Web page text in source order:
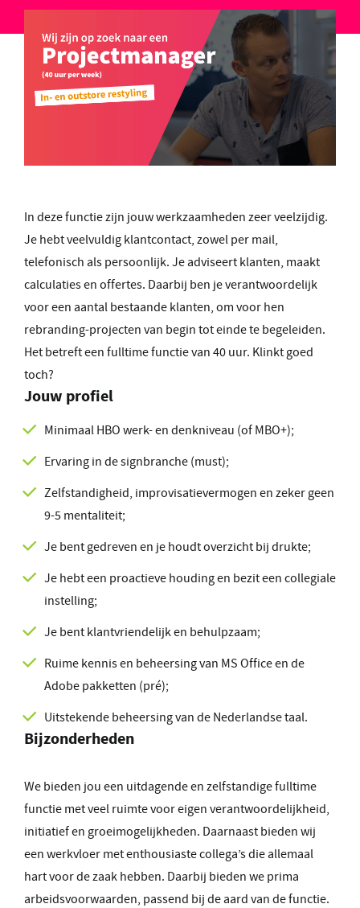
In deze functie zijn jouw werkzaamheden zeer veelzijdig.
Je hebt veelvuldig klantcontact, zowel per mail,
telefonisch als persoonlijk. Je adviseert klanten, maakt
calculaties en offertes. Daarbij ben je verantwoordelijk
voor een aantal bestaande klanten, om voor hen
rebranding-projecten van begin tot einde te begeleiden.
Het betreft een fulltime functie van 40 uur. Klinkt goed
toch?
Jouw profiel
Minimaal HBO werk- en denkniveau (of MBO+);
Ervaring in de signbranche (must);
Zelfstandigheid, improvisatievermogen en zeker geen
9-5 mentaliteit;
Je bent gedreven en je houdt overzicht bij drukte;
Je hebt een proactieve houding en bezit een collegiale
instelling;
Je bent klantvriendelijk en behulpzaam;
Ruime kennis en beheersing van MS Office en de
Adobe pakketten (pré);
Uitstekende beheersing van de Nederlandse taal.
Bijzonderheden
We bieden jou een uitdagende en zelfstandige fulltime
functie met veel ruimte voor eigen verantwoordelijkheid,
initiatief en groeimogelijkheden. Daarnaast bieden wij
een werkvloer met enthousiaste collega’s die allemaal
hart voor de zaak hebben. Daarbij bieden we prima
arbeidsvoorwaarden, passend bij de aard van de functie.